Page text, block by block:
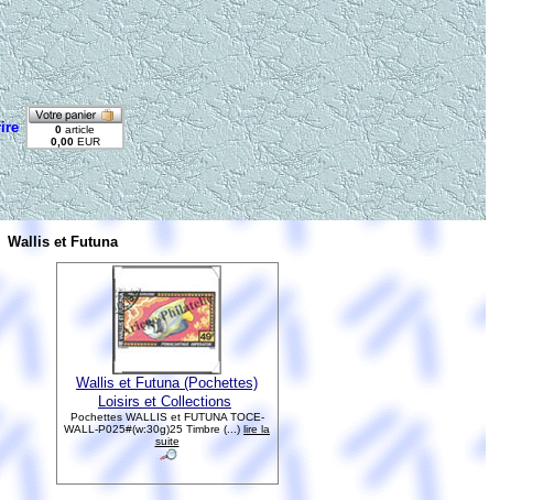
Wallis et Futuna
Wallis et Futuna (Pochettes)
Loisirs et Collections
Pochettes WALLIS et FUTUNA TOCE-
WALL-P025#(w:30g)25 Timbre (...) lire la
suite